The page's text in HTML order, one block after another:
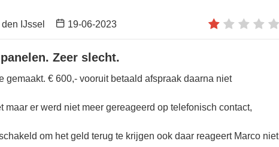
IJssel 19-06-2023
Zeer slecht.
gemaakt. € 600,- vooruit betaald afspraak daarna niet
maar er werd niet meer gereageerd op telefonisch contact,
om het geld terug te krijgen ook daar reageert Marco niet